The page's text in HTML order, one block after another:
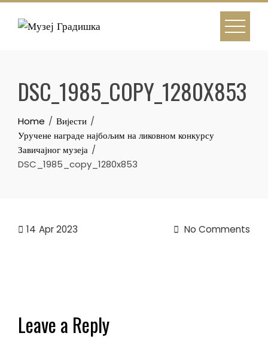
Skip
DSC_1985_COPY_1280X853
Home
Вијести
Уручене награде најбољим на ликовном конкурсу
Завичајног музеја
DSC_1985_copy_1280x853
14 Apr 2023 No Comments
Leave a Reply